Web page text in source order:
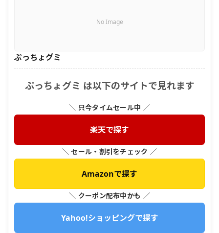
No Image
ぷっちょグミ
ぷっちょグミ は以下のサイトで見れます
＼ 只今タイムセール中 ／
楽天で探す
＼ セール・割引をチェック ／
Amazonで探す
＼ クーポン配布中かも ／
Yahoo!ショッピングで探す